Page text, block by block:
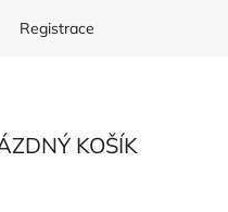
Registrace
KOŠÍK